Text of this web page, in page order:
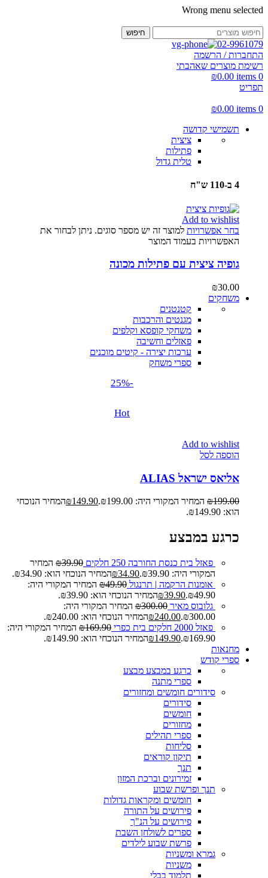
Wrong menu selected
חיפוש
02-9961079
התחברות / הרשמה
רשימת מוצרים שאהבתי
0
items
₪0.00
תפריט
0
items
₪0.00
תשמישי קדושה
ציצית
פתילות
טלית גדול
4 ב-110 ש"ח
Add to wishlist
בחר אפשרויות למוצר זה יש מספר סוגים. ניתן לבחור את
האפשרויות בעמוד המוצר
גופיה ציצית עם פתילות מכונה
₪30.00
משחקים
קטנטנים
מגנטים והרכבות
משחקי קופסא וקלפים
פאזלים וחשיבה
ערכות יצירה - קיטים מוכנים
ספרי משחק
-25%
Hot
Add to wishlist
הוספה לסל
אליאס ישראל ALIAS
₪199.00 המחיר המקורי היה: ₪199.00. ₪149.90
המחיר הנוכחי
הוא: ₪149.90.
כרגע במבצע
פאזל בית כנסת החורבה 250 חלקים ₪39.90
המחיר
המקורי היה: ₪39.90.
₪34.90
המחיר הנוכחי הוא: ₪34.90.
אומנות הרקמה | תרנגול
₪49.90
המחיר המקורי היה:
₪49.90.
₪39.90
המחיר הנוכחי הוא: ₪39.90.
גלובוס מאיר
₪300.00
המחיר המקורי היה:
₪300.00.
₪240.00
המחיר הנוכחי הוא: ₪240.00.
פאזל 2000 חלקים בית כפרי
₪169.90
המחיר המקורי היה:
₪169.90.
₪149.90
המחיר הנוכחי הוא: ₪149.90.
מחנאות
ספרי קודש
כרגע במבצע מבצע
ספרי מתנה
סידורים חומשים ומחזורים
סידורים
חומשים
מחזורים
ספרי תהילים
סליחות
תיקון קוראים
תנך
זמירונים וברכת המזון
תנך ופרשת שבוע
חומשים ומקראות גדולות
פירושים על התורה
פירושים על הנ"ך
ספרים לשולחן השבת
פרשת שבוע לילדים
גמרא ומשניות
משניות
תלמוד בבלי